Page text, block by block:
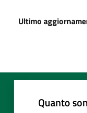
Ultimo
Quanto